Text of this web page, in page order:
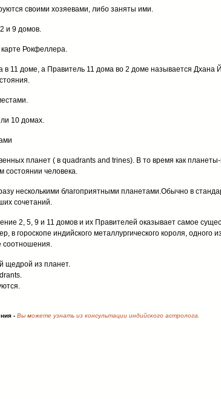
своими хозяевами, либо заняты ими.
и 9 домов.
Рокфеллера.
11 доме, а Правитель 11 дома во 2 доме называется Дхана
10 домах.
планет ( в quadrants and trines). В то время как
состоянии человека.
несколькими благоприятными планетами.Обычно в
сочетаний.
2, 5, 9 и 11 домов и их Правителей оказывает самое
в гороскопе индийского металлургического короля, одного
соотношения.
щедрой из планет.
- Вы можете узнать из консультации индийского астролога.